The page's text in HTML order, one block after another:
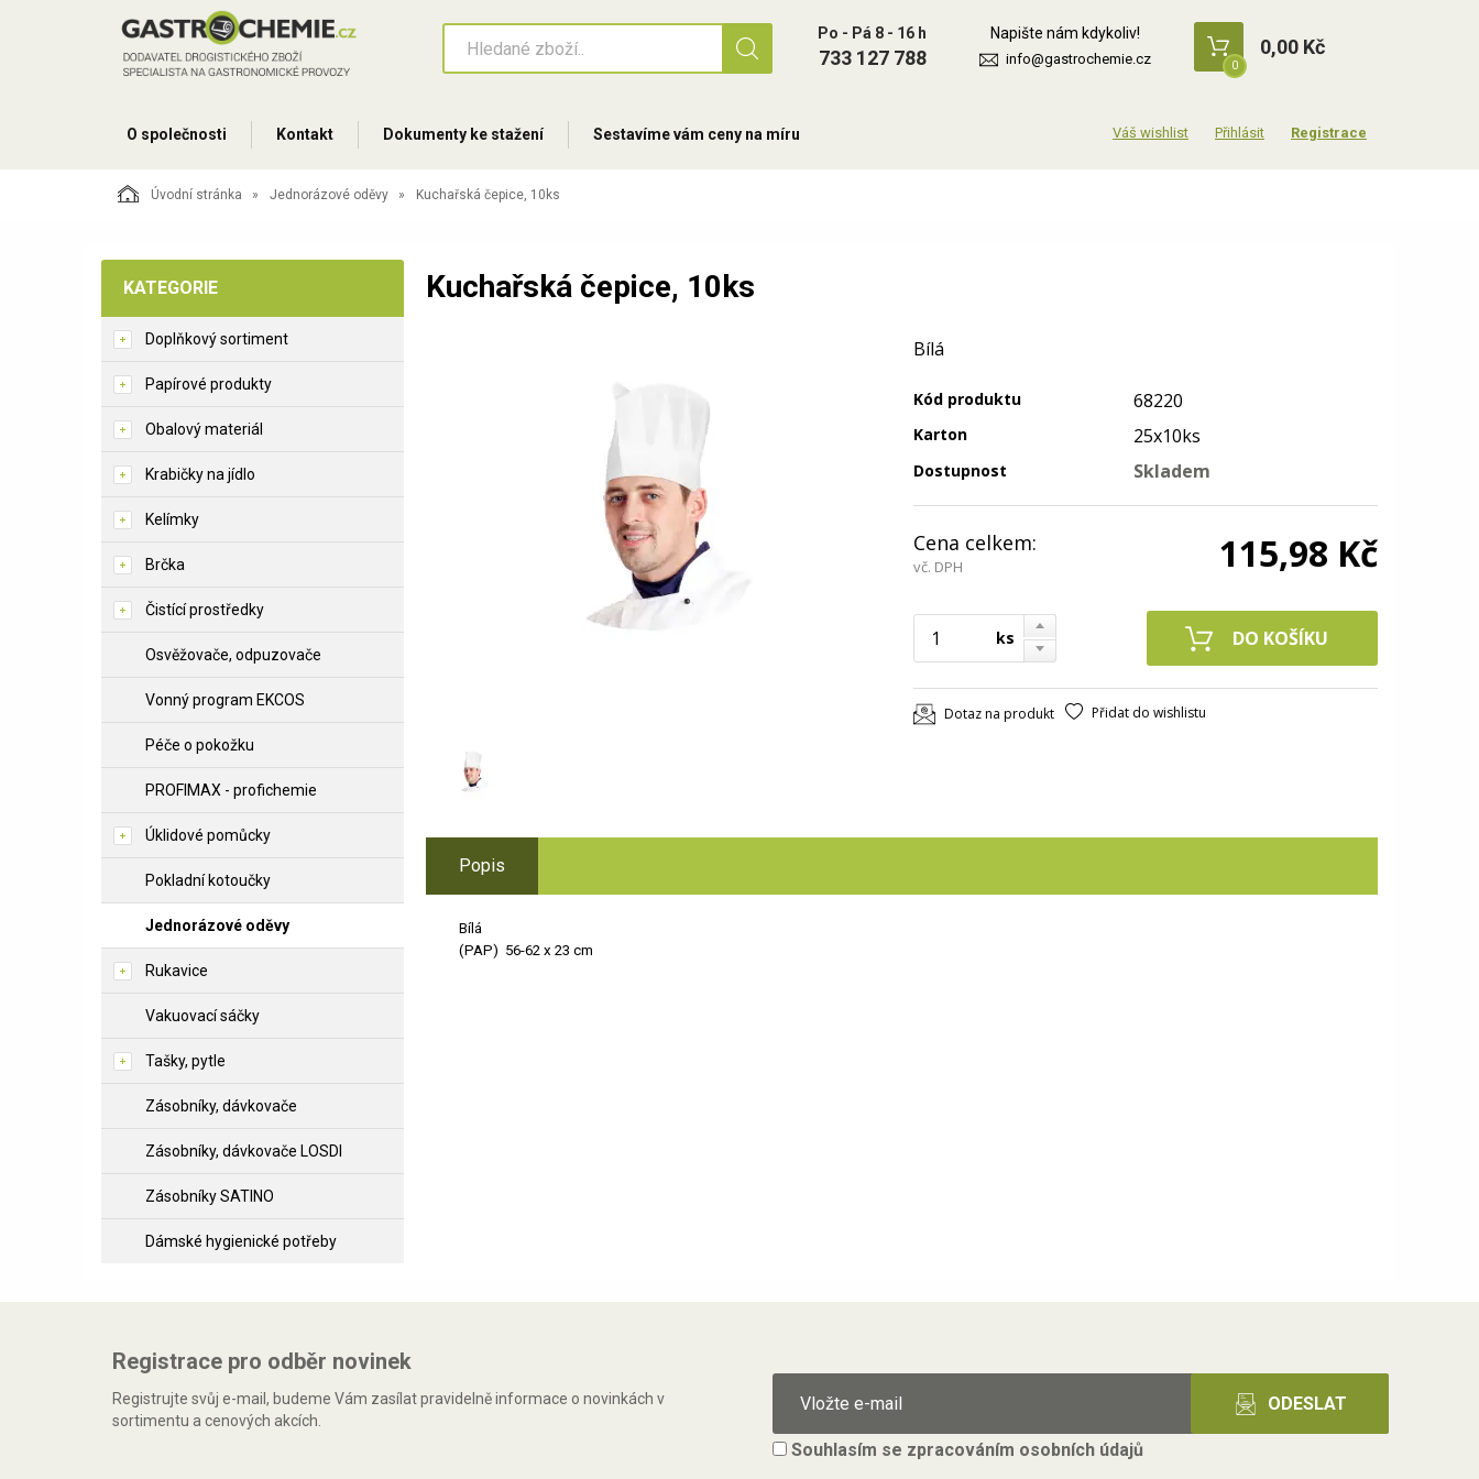
Po - Pá 8 - 16 h
733 127 788
Napište nám kdykoliv!
info@gastrochemie.cz 0
0,00 Kč
O společnosti Kontakt Dokumenty ke stažení Sestavíme vám ceny na míru Přihlásit Registrace
Úvodní stránka Jednorázové oděvy Kuchařská čepice, 10ks
KATEGORIE
Doplňkový sortiment
Papírové produkty
Obalový materiál
Krabičky na jídlo
Kelímky
Brčka
Čistící prostředky
Osvěžovače, odpuzovače
Vonný program EKCOS
Péče o pokožku
PROFIMAX - profichemie
Úklidové pomůcky
Pokladní kotoučky
Jednorázové oděvy
Rukavice
Vakuovací sáčky
Tašky, pytle
Zásobníky, dávkovače
Zásobníky, dávkovače LOSDI
Zásobníky SATINO
Dámské hygienické potřeby
Kuchařská čepice, 10ks
Bílá
Kód produktu 68220
Karton 25x10ks
Dostupnost Skladem
Cena celkem:
vč. DPH 115,98 Kč
ks
Dotaz na produkt Přidat do wishlistu
Popis
Bílá
(PAP) 56-62 x 23 cm
Registrace pro odběr novinek
Registrujte svůj e-mail, budeme Vám zasílat pravidelně informace o novinkách v
sortimentu a cenových akcích.
Souhlasím se zpracováním osobních údajů